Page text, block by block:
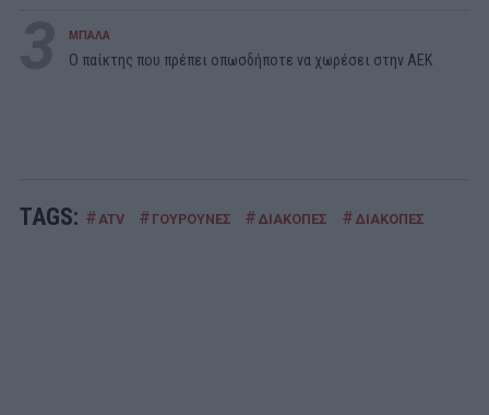
ΜΠΑΛΑ
Ο παίκτης που πρέπει οπωσδήποτε να χωρέσει στην ΑΕΚ
TAGS: # ATV # ΓΟΥΡΟΥΝΕΣ # ΔΙΑΚΟΠΕΣ # ΔΙΑΚΟΠΕΣ